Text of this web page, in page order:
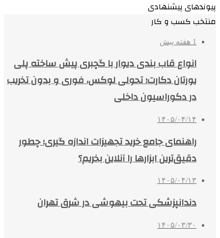
پیوندهای پیشنهادی
منتخب کسب و کار
1 هفته پیش
انواع قاب بندی دیوار با گچبری پیش ساخته پلی
یورتان دکارت؛ تحولی لوکس، فوری و بدون تخریب
در دکوراسیون داخلی
۱۴۰۵/۰۴/۱۴
راهنمای جامع خرید تجهیزات اندازه گیری؛ چطور
دقیق‌ترین ابزارها را آنلاین بخریم؟
۱۴۰۵/۰۴/۱۳
دندانپزشکی تحت بیهوشی در شرق تهران
۱۴۰۵/۰۳/۳۰